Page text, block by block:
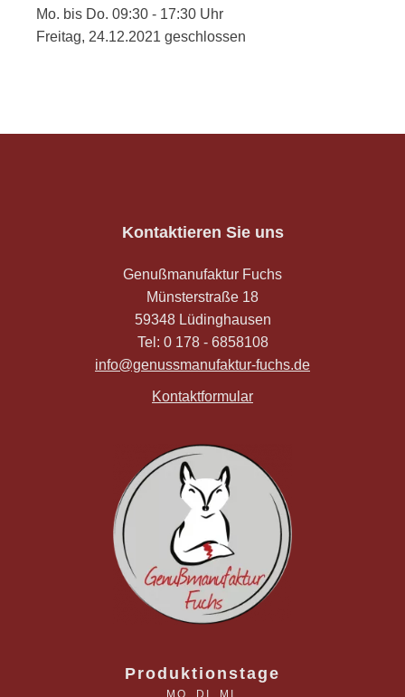
Mo. bis Do. 09:30 - 17:30 Uhr
Freitag, 24.12.2021 geschlossen
Kontaktieren Sie uns
Genußmanufaktur Fuchs
Münsterstraße 18
59348 Lüdinghausen
Tel: 0 178 - 6858108
info@genussmanufaktur-fuchs.de
Kontaktformular
Produktionstage
MO. DI. MI.